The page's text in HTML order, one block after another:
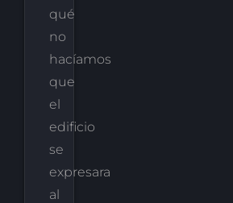
qué
no
hacíamos
que
el
edificio
se
expresara
al